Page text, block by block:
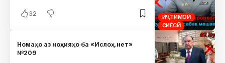
ИҶТИМОӢ
СИЁСӢ
32
Номаҳо аз ноҳияҳо ба «Ислоҳ.нет»
№209